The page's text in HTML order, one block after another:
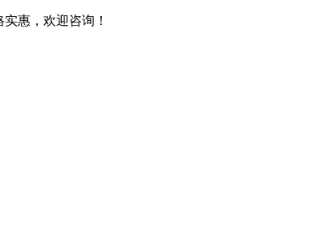
惠，欢迎咨询！